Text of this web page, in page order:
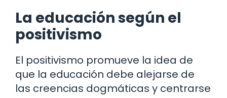
La educación según el
positivismo
El positivismo promueve la idea de
que la educación debe alejarse de
las creencias dogmáticas y centrarse